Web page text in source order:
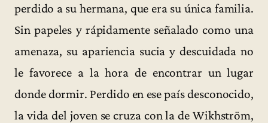
perdido a su hermana, que era su única familia.
Sin papeles y rápidamente señalado como una
amenaza, su apariencia sucia y descuidada no
le favorece a la hora de encontrar un lugar
donde dormir. Perdido en ese país desconocido,
la vida del joven se cruza con la de Wikhström,